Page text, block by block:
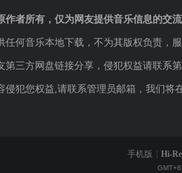
作者所有，仅为网友提供音乐信息的交
任何音乐本地下载，不为其版权负责，
第三方网盘链接分享，侵犯权益请联系
侵犯您权益,请联系管理员邮箱，我们将
手机版 Hi-